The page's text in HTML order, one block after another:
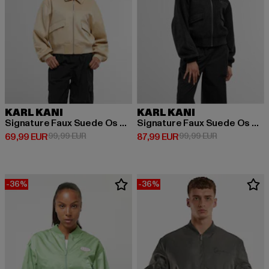
KARL KANI
Signature Faux Suede Os Bomber Jacket
69,99 EUR
Derzeitiger Preis: 69,99 EUR
99,99 EURAktionspreis: 99,99 EUR
KARL KANI
Signature Faux Suede Os Bomber Jacket
87,99 EUR
Derzeitiger Preis: 87,99 EUR
99,99 EURAktionspreis:
-36% -36%